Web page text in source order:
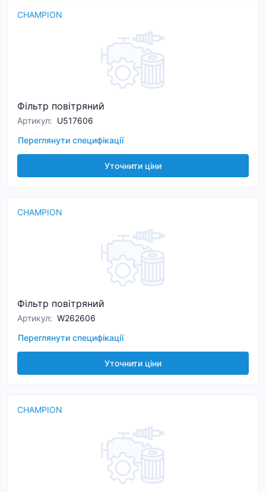
CHAMPION
Фільтр повітряний
Артикул: U517606
Переглянути специфікації
Уточнити ціни
CHAMPION
Фільтр повітряний
Артикул: W262606
Переглянути специфікації
Уточнити ціни
CHAMPION